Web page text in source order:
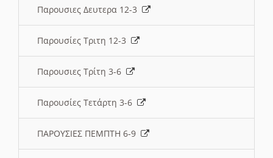
Παρουσιες Δευτερα 12-3
Παρουσίες Τριτη 12-3
Παρουσιες Τρίτη 3-6
Παρουσίες Τετάρτη 3-6
ΠΑΡΟΥΣΙΕΣ ΠΕΜΠΤΗ 6-9